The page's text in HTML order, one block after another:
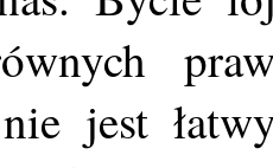
jest